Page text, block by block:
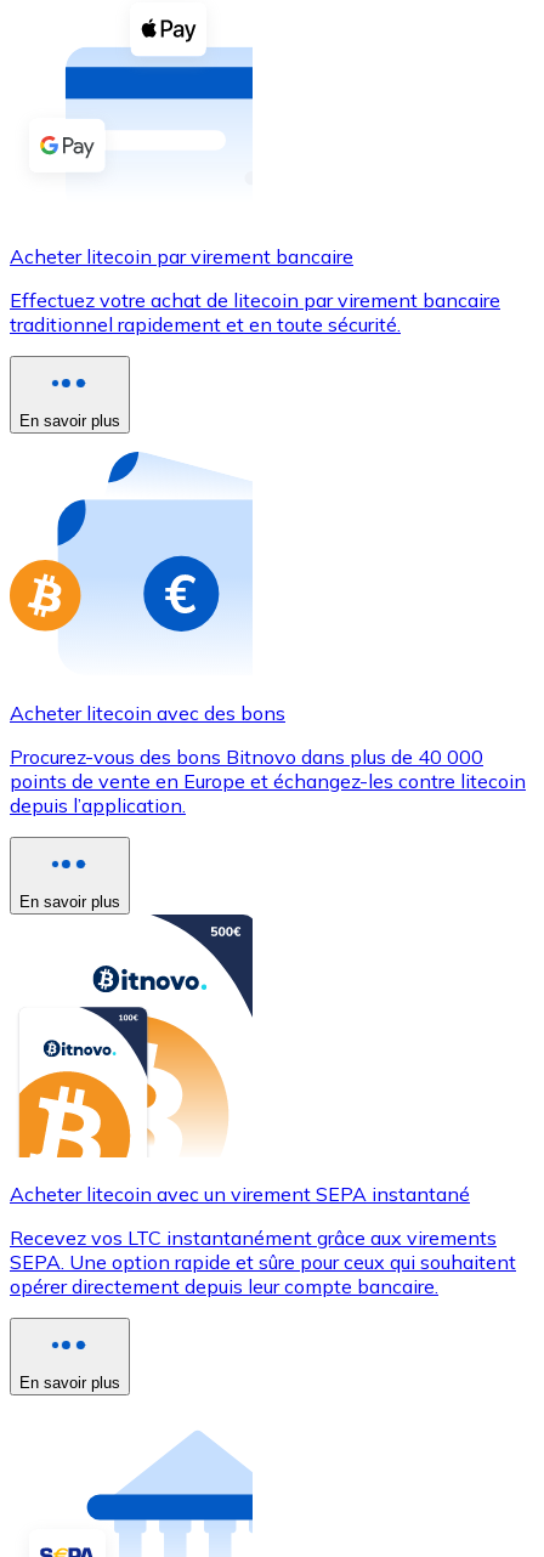
Coupons crypto
Achetez des cryptomonnaies en espèces et d'autres
Acheter avec espèces
Virement SEPA
Utilisez les cartes Visa et Mastercard pour acheter
Acheter avec carte
Nouveau
Achetez des cartes-cadeaux de vos marques
Aller à la boutique de cartes-cadeaux
Acheter litecoin par virement bancaire
Effectuez votre achat de litecoin par virement bancaire
traditionnel rapidement et en toute sécurité.
En savoir plus
Acheter litecoin avec des bons
Procurez-vous des bons Bitnovo dans plus de 40 000
points de vente en Europe et échangez-les contre litecoin
depuis l’application.
En savoir plus
Acheter litecoin avec un virement SEPA instantané
Recevez vos LTC instantanément grâce aux virements
SEPA. Une option rapide et sûre pour ceux qui souhaitent
opérer directement depuis leur compte bancaire.
En savoir plus